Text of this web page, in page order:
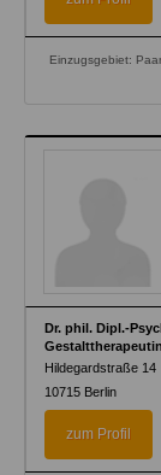
Einzugsgebiet:
Dr. phil. Dipl.-
Hildegardstraße 14
10715 Berlin
zum Profil